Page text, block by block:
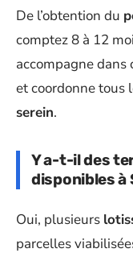
De l’obtention du
comptez 8 à 12
accompagne
et coordonne tous
serein.
Y a-t-il des
disponibles
Oui, plusieurs
parcelles